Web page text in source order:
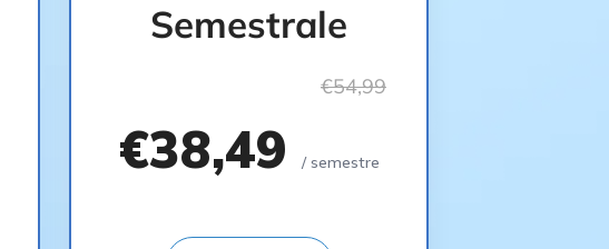
Semestrale
€54,99
€38,49 / semestre